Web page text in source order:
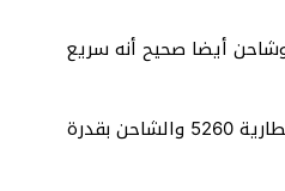
أيضا صحيح أنه سريع
البطارية 5260 والشاحن بقدرة